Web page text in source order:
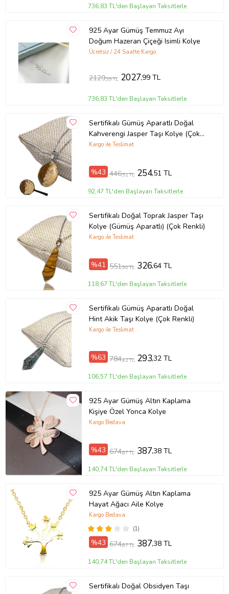
736,83 TL'den Başlayan Taksitlerle
925 Ayar Gümüş Temmuz Ayı
Doğum Hazeran Çiçeği Isimli Kolye
Ücretsiz / 24 Saatte Kargo
2129,39 TL 2027,99 TL
736,83 TL'den Başlayan Taksitlerle
Sertifikalı Gümüş Aparatlı Doğal
Kahverengi Jasper Taşı Kolye (Çok
Renkli)
Kargo ile Teslimat
%43 446,51 TL 254,51 TL
92,47 TL'den Başlayan Taksitlerle
Sertifikalı Doğal Toprak Jasper Taşı
Kolye (Gümüş Aparatlı) (Çok Renkli)
Kargo ile Teslimat
%41 551,90 TL 326,64 TL
118,67 TL'den Başlayan Taksitlerle
Sertifikalı Gümüş Aparatlı Doğal
Hint Akik Taşı Kolye (Çok Renkli)
Kargo ile Teslimat
%63 784,42 TL 293,32 TL
106,57 TL'den Başlayan Taksitlerle
925 Ayar Gümüş Altın Kaplama
Kişiye Özel Yonca Kolye
Kargo Bedava
%43 674,87 TL 387,38 TL
140,74 TL'den Başlayan Taksitlerle
925 Ayar Gümüş Altın Kaplama
Hayat Ağacı Aile Kolye
(1)
Kargo Bedava
%43 674,87 TL 387,38 TL
140,74 TL'den Başlayan Taksitlerle
Sertifikalı Doğal Obsidyen Taşı